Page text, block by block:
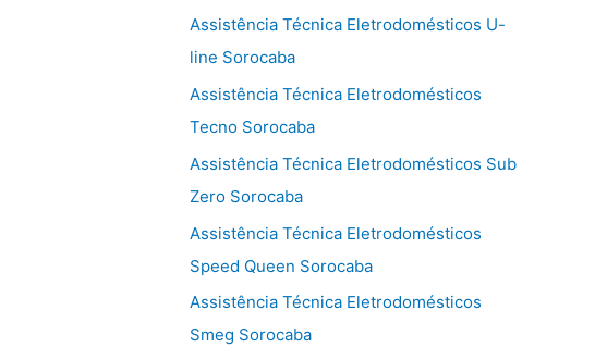
Assistência Técnica Eletrodomésticos U-
line Sorocaba
Assistência Técnica Eletrodomésticos
Tecno Sorocaba
Assistência Técnica Eletrodomésticos Sub
Zero Sorocaba
Assistência Técnica Eletrodomésticos
Speed Queen Sorocaba
Assistência Técnica Eletrodomésticos
Smeg Sorocaba